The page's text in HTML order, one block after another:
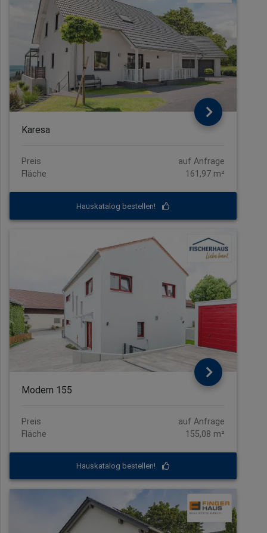
Karesa
Preis
auf Anfrage
Fläche
161,97 m²
Hauskatalog bestellen!
Modern 155
Preis
auf Anfrage
Fläche
155,08 m²
Hauskatalog bestellen!